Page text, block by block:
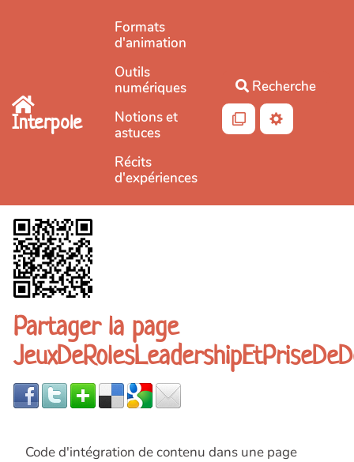
Aller au contenu principal
Interpole
Formats
d'animation
Outils
numériques
Notions et
astuces
Récits
d'expériences
Recherche
Partager la page
Code d'intégration de contenu dans une page